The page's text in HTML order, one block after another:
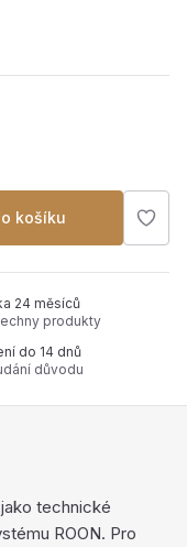
košíku
24 měsíců
produkty
do 14 dnů
důvodu
technické
ROON. Pro